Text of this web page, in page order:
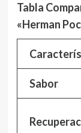
Tabla
«Herman
Sabor